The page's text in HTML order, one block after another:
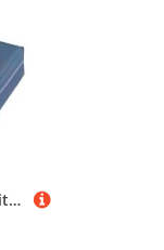
FewNvWa Cat Stairs Leiter mit 3 Stufen Faltbare Haustier Treppe Hunde Stufen Hocker Katzenrampe Aus Strapazierfähigem Stoff mit Stauraum für Wohnzimmer Schlaf, Navy Blau